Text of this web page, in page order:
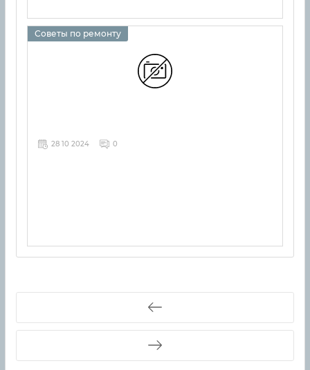
Советы по ремонту
28 10 2024 0